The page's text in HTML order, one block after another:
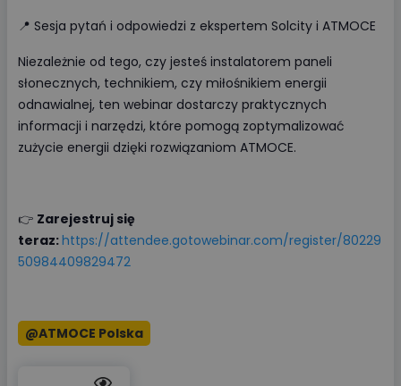
📍 Sesja pytań i odpowiedzi z ekspertem Solcity i ATMOCE
Niezależnie od tego, czy jesteś instalatorem paneli
słonecznych, technikiem, czy miłośnikiem energii
odnawialnej, ten webinar dostarczy praktycznych
informacji i narzędzi, które pomogą zoptymalizować
zużycie energii dzięki rozwiązaniom ATMOCE.
👉 Zarejestruj się
teraz:https://attendee.gotowebinar.com/register/80229
50984409829472
@ATMOCE Polska